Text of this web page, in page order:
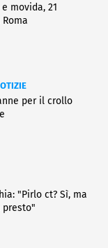
movida, 21
per il crollo
"Pirlo ct? Sì, ma
presto"